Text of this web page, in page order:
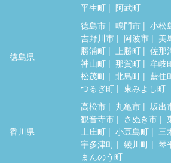
平生町
阿武町
徳島県
徳島市 鳴門市 小松
吉野川市
阿波市 美
勝浦町
上勝町 佐那
神山町
那賀町 牟岐
松茂町
北島町 藍住
つるぎ町
東みよし町
香川県
高松市 丸亀市 坂出
観音寺市
さぬき市
土庄町
小豆島町 三
宇多津町
綾川町 琴
まんのう町